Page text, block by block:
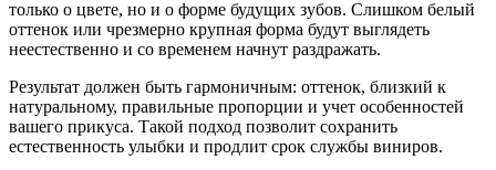
только о цвете, но и о форме будущих зубов. Слишком белый
оттенок или чрезмерно крупная форма будут выглядеть
неестественно и со временем начнут раздражать.
Результат должен быть гармоничным: оттенок, близкий к
натуральному, правильные пропорции и учет особенностей
вашего прикуса. Такой подход позволит сохранить
естественность улыбки и продлит срок службы виниров.